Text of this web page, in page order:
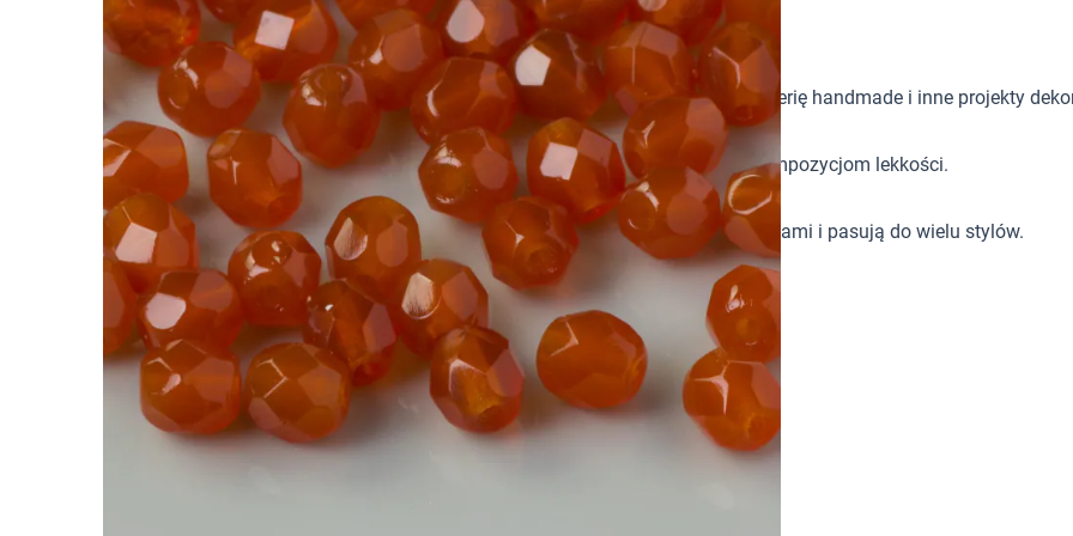
Fire Polish Milky Caramel (12000) 4mm
Szklane koralikiFirePolishto popularny wybór wśród osób tworzących biżuterię handmade i inne projekty
Ich fasetowany szlif sprawia, że koraliki pięknie odbijają światło i dodają kompozycjom lekkości.
To wszechstronne koraliki do biżuterii, które łatwo łączą się z innymi elementami i pasują do wielu stylów.
Charakterystyka:
Marka:
FirePolish
Rozmiar: 4 mm
Transparentność:
półtransparentna
Wykończenie:błyszczące